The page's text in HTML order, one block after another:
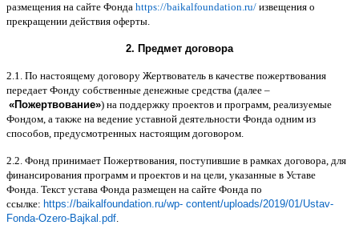
размещения на сайте Фонда https://baikalfoundation.ru/ извещения о
прекращении действия оферты.
2. Предмет договора
2.1. По настоящему договору Жертвователь в качестве пожертвования
передает Фонду собственные денежные средства (далее –
«Пожертвование») на поддержку проектов и программ, реализуемые
Фондом, а также на ведение уставной деятельности Фонда одним из
способов, предусмотренных настоящим договором.
2.2. Фонд принимает Пожертвования, поступившие в рамках договора, для
финансирования программ и проектов и на цели, указанные в Уставе
Фонда. Текст устава Фонда размещен на сайте Фонда по
ссылке: https://baikalfoundation.ru/wp- content/uploads/2019/01/Ustav-
Fonda-Ozero-Bajkal.pdf.